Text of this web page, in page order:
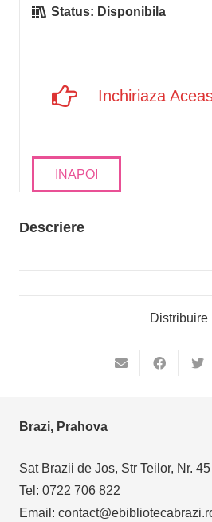
Status: Disponibila
Inchiriaza
INAPOI
Descriere
Distribuire
Brazi, Prahova
Sat Brazii de Jos, Str Teilor, Nr. 45
Tel: 0722 706 822
Email: